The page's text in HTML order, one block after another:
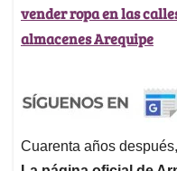
vender ropa en las
almacenes Arequipe
Cuarenta años